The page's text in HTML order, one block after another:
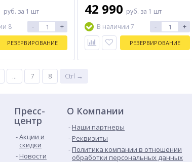
руб. за 1 шт
8
- +
РЕЗЕРВИРОВАНИЕ
42 990 руб. за 1 шт
В наличии 7
- +
РЕЗЕРВИРОВАНИЕ
... 7 8 Ctrl →
Пресс-
центр
Акции и
скидки
Новости
О Компании
Наши партнеры
Реквизиты
Политика компании в отношении
обработки персональных данных